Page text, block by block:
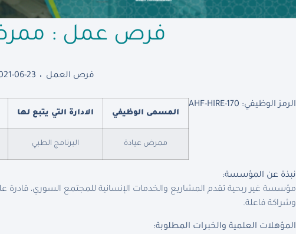
فرص عمل :
فرص العمل 06-23
الرمز الوظيفي: AHF-HIRE-170
المسمى الوظيفي الادارة التي يتبع لها
ممرض عيادة البرنامج الطبي
نبذة عن المؤسسة:
مؤسسة غير ربحية تقدم المشاريع والخدمات الإنسانية للمجتمع السوري، قادرة
وشراكة فاعلة.
المؤهلات العلمية والخبرات المطلوبة: